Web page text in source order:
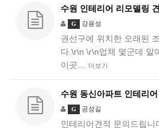
수원 인테리어 리모델링
G 강용성
권선구에 위치한 오래된
다.\r\n \r\n업체 몇군데 알
이곳…
더보기
수원 동신아파트 인테리어
G 공성길
인테리어견적 문의드립